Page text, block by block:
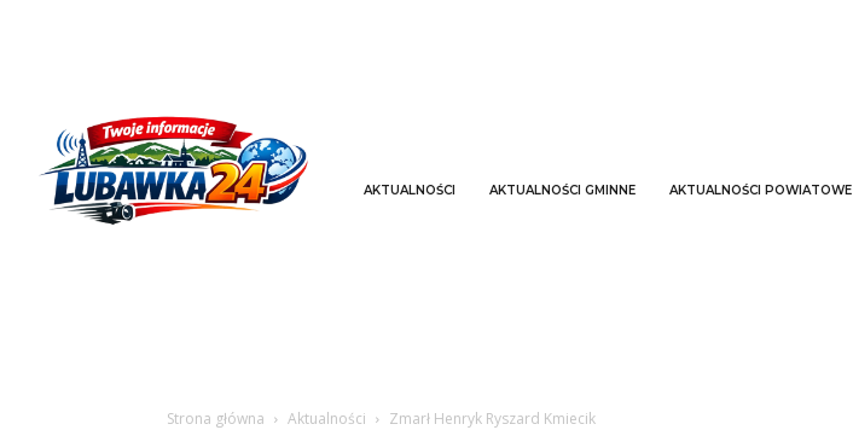
AKTUALNOŚCI AKTUALNOŚCI GMINNE AKTUALNOŚCI POWIATOWE
Strona główna Aktualności Zmarł Henryk Ryszard Kmiecik